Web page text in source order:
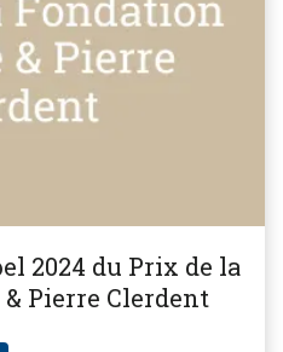
2024 du Prix de la
Pierre Clerdent